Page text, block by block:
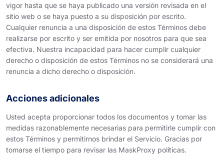
vigor hasta que se haya publicado una versión revisada en el
sitio web o se haya puesto a su disposición por escrito.
Cualquier renuncia a una disposición de estos Términos debe
realizarse por escrito y ser emitida por nosotros para que sea
efectiva. Nuestra incapacidad para hacer cumplir cualquier
derecho o disposición de estos Términos no se considerará una
renuncia a dicho derecho o disposición.
Acciones adicionales
Usted acepta proporcionar todos los documentos y tomar las
medidas razonablemente necesarias para permitirle cumplir con
estos Términos y permitirnos brindar el Servicio. Gracias por
tomarse el tiempo para revisar las MaskProxy políticas.